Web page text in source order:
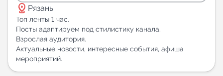
Горящие предложения
Индекс читаемости каналов в Telegram
distance Рязань
Топ ленты 1 час.
Посты адаптируем под стилистику канала.
Взрослая аудитория.
Актуальные новости, интересные события, афиша
мероприятий.